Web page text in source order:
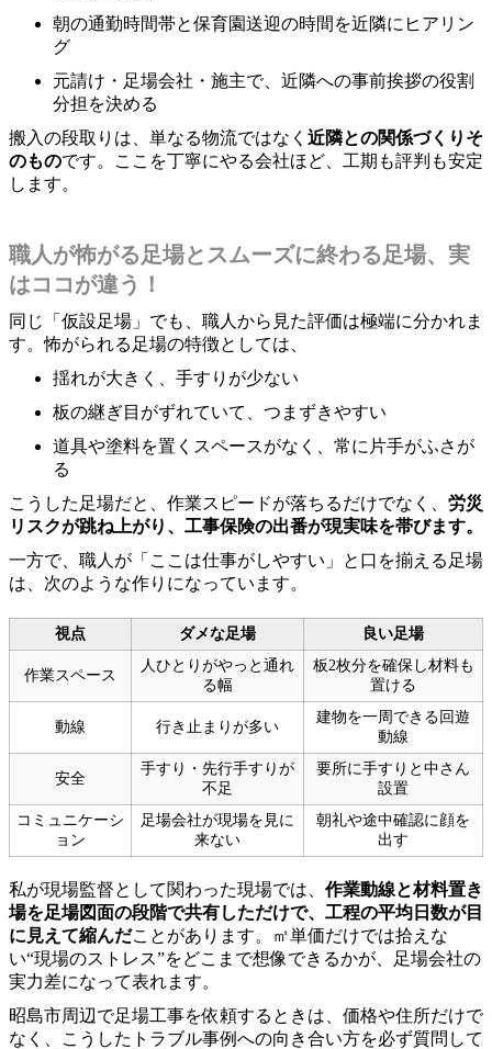
朝の通勤時間帯と保育園送迎の時間を近隣にヒアリン
グ
元請け・足場会社・施主で、近隣への事前挨拶の役割
分担を決める
搬入の段取りは、単なる物流ではなく 近隣との関係づくりそ
のものです。ここを丁寧にやる会社ほど、工期も評判も安定
します。
職人が怖がる足場とスムーズに終わる足場、実
はココが違う！
同じ「仮設足場」でも、職人から見た評価は極端に分かれま
す。怖がられる足場の特徴としては、
揺れが大きく、手すりが少ない
板の継ぎ目がずれていて、つまずきやすい
道具や塗料を置くスペースがなく、常に片手がふさが
る
こうした足場だと、作業スピードが落ちるだけでなく、 労災
リスクが跳ね上がり、工事保険の出番が現実味を帯びます。
一方で、職人が「ここは仕事がしやすい」と口を揃える足場
は、次のような作りになっています。
視点 ダメな足場 良い足場
作業スペース
人ひとりがやっと通れ
る幅
板2枚分を確保し材料も
置ける
動線 行き止まりが多い
建物を一周できる回遊
動線
安全
手すり・先行手すりが
不足
要所に手すりと中さん
設置
コミュニケーシ
ョン
足場会社が現場を見に
来ない
朝礼や途中確認に顔を
出す
私が現場監督として関わった現場では、 作業動線と材料置き
場を足場図面の段階で共有しただけで、工程の平均日数が目
に見えて縮んだことがあります。㎡単価だけでは拾えな
い“現場のストレス”をどこまで想像できるかが、足場会社の
実力差になって表れます。
昭島市周辺で足場工事を依頼するときは、価格や住所だけで
なく、こうしたトラブル事例への向き合い方を必ず質問して